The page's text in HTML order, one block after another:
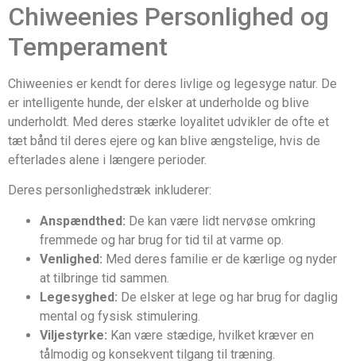
Chiweenies Personlighed og
Temperament
Chiweenies er kendt for deres livlige og legesyge natur. De
er intelligente hunde, der elsker at underholde og blive
underholdt. Med deres stærke loyalitet udvikler de ofte et
tæt bånd til deres ejere og kan blive ængstelige, hvis de
efterlades alene i længere perioder.
Deres personlighedstræk inkluderer:
Anspændthed: De kan være lidt nervøse omkring
fremmede og har brug for tid til at varme op.
Venlighed: Med deres familie er de kærlige og nyder
at tilbringe tid sammen.
Legesyghed: De elsker at lege og har brug for daglig
mental og fysisk stimulering.
Viljestyrke: Kan være stædige, hvilket kræver en
tålmodig og konsekvent tilgang til træning.